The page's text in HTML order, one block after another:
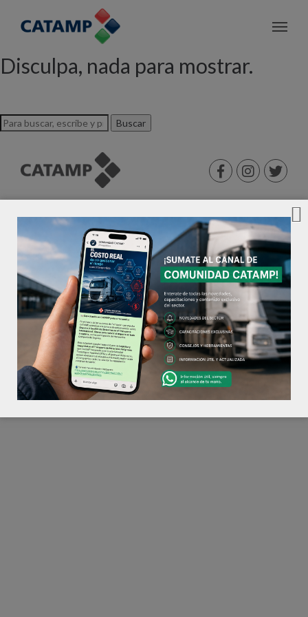
Archivo de etiquetas: MP
Disculpa, nada para mostrar.
Buscar
©2026 CATAMP®. Todos los derechos reservados